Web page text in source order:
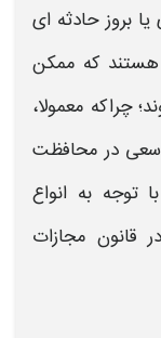
بروز حادثه ای
هستند که ممکن
چراکه معمولا،
در محافظت
توجه به انواع
قانون مجازات